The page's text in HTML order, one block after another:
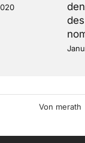
Von merath